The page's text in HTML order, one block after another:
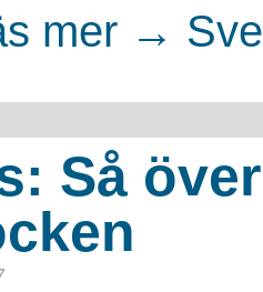
mer →
Så